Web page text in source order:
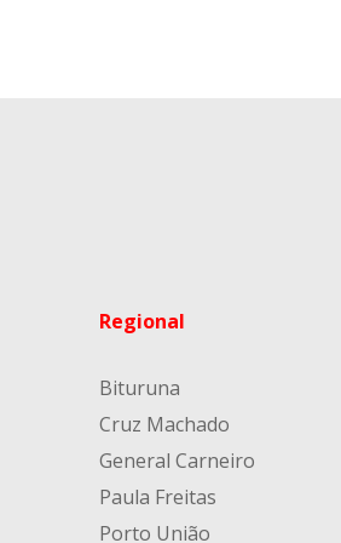
Regional
Bituruna
Cruz Machado
General Carneiro
Paula Freitas
Porto União